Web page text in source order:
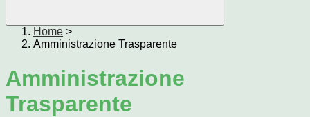
Home >
Amministrazione Trasparente
Amministrazione
Trasparente